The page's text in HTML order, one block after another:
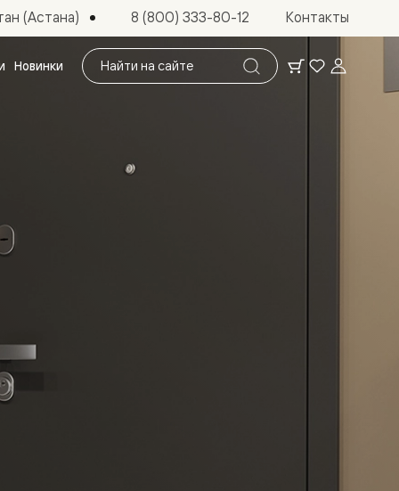
Поиск
по
сайту
Новинки
(Астана) 8 (800) 333-80-12 Контакты